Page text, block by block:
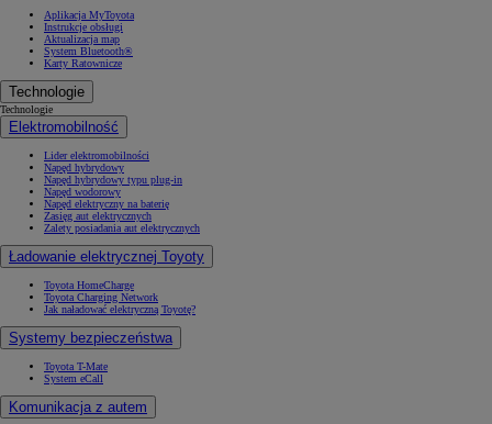
Aplikacja MyToyota
Instrukcje obsługi
Aktualizacja map
System Bluetooth®
Karty Ratownicze
Technologie
Technologie
Elektromobilność
Lider elektromobilności
Napęd hybrydowy
Napęd hybrydowy typu plug-in
Napęd wodorowy
Napęd elektryczny na baterię
Zasięg aut elektrycznych
Zalety posiadania aut elektrycznych
Ładowanie elektrycznej Toyoty
Toyota HomeCharge
Toyota Charging Network
Jak naładować elektryczną Toyotę?
Systemy bezpieczeństwa
Toyota T-Mate
System eCall
Komunikacja z autem